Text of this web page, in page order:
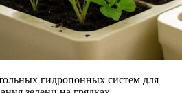
гидропонных систем для